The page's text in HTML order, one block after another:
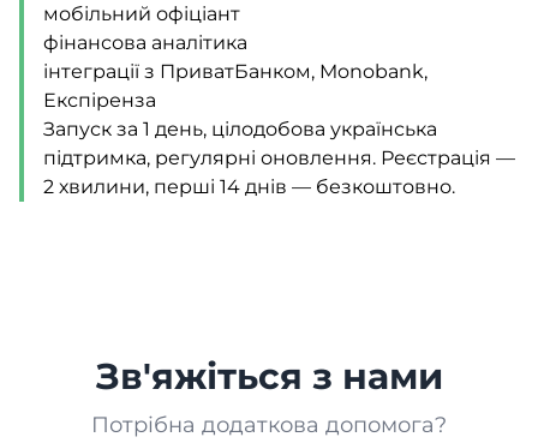
мобільний офіціант
фінансова аналітика
інтеграції з ПриватБанком, Monobank,
Експіренза
Запуск за 1 день, цілодобова українська
підтримка, регулярні оновлення. Реєстрація —
2 хвилини, перші 14 днів — безкоштовно.
Зв'яжіться з нами
Потрібна додаткова допомога?